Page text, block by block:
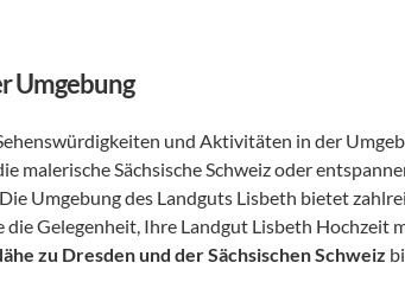
Umgebung
und Aktivitäten in der
malerische Sächsische Schweiz oder
Umgebung des Landguts Lisbeth bietet
Gelegenheit, Ihre Landgut Lisbeth Hochzeit
zu Dresden und der Sächsischen Schweiz